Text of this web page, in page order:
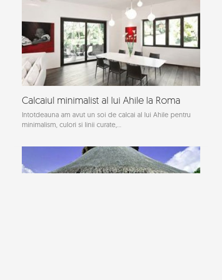
Calcaiul minimalist al lui Ahile la Roma
Intotdeauna am avut un soi de calcai al lui Ahile pentru
minimalism, culori si linii curate,...